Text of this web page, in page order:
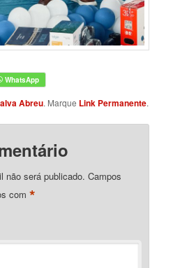
Abreu. Marque Link Permanente.
não será publicado. Campos
com*